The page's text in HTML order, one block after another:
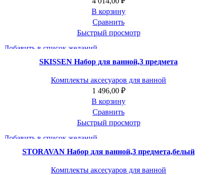
В корзину
Сравнить
Быстрый просмотр
Добавить в список желаний
SKISSEN Набор для ванной,3 предмета
Комплекты аксесуаров для ванной
1 496,00 ₽
В корзину
Сравнить
Быстрый просмотр
Добавить в список желаний
STORAVAN Набор для ванной,3 предмета,белый
Комплекты аксесуаров для ванной